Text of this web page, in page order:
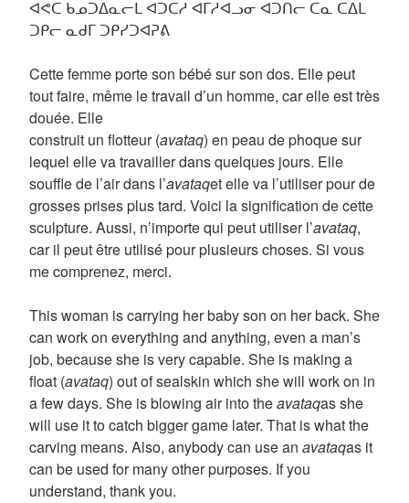
ᐊᕙᑕ ᑲᓄᑐᐃᓇᓕᒪ ᐊᑐᑕᓱ ᐊᒥᓱᐊᓗᓂ ᐊᑐᑎᓕ ᑕᓇ ᑕᐃᒪ
ᑐᑭᓕ ᓇᑯᒥ ᑐᑭᓯᑐᐊᕈᕕ
Cette femme porte son bébé sur son dos. Elle peut
tout faire, même le travail d’un homme, car elle est très
douée. Elle
construit un flotteur (avataq) en peau de phoque sur
lequel elle va travailler dans quelques jours. Elle
souffle de l’air dans l’avataqet elle va l’utiliser pour de
grosses prises plus tard. Voici la signification de cette
sculpture. Aussi, n’importe qui peut utiliser l’avataq,
car il peut être utilisé pour plusieurs choses. Si vous
me comprenez, merci.
This woman is carrying her baby son on her back. She
can work on everything and anything, even a man’s
job, because she is very capable. She is making a
float (avataq) out of sealskin which she will work on in
a few days. She is blowing air into theavataqas she
will use it to catch bigger game later. That is what the
carving means. Also, anybody can use an avataqas it
can be used for many other purposes. If you
understand, thank you.